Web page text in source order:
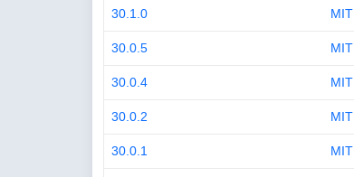
30.1.0 MIT
30.0.5 MIT
30.0.4 MIT
30.0.2 MIT
30.0.1 MIT